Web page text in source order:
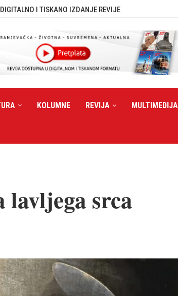
DIGITALNO I TISKANO IZDANJE REVIJE
KOLUMNE REVIJA MULTIMEDIJA
lavljega srca